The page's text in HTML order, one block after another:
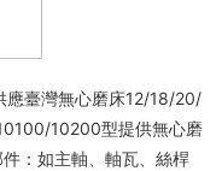
應臺灣無心磨床12/18/20/
10200型提供無心磨
：如主軸、軸瓦、絲桿